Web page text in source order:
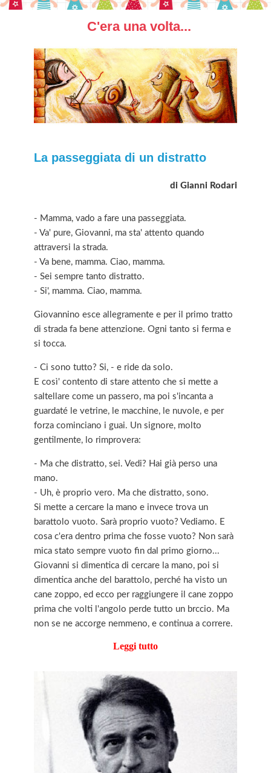
C'era una volta...
La passeggiata di un distratto
di Gianni Rodari
- Mamma, vado a fare una passeggiata.
- Va' pure, Giovanni, ma sta' attento quando
attraversi la strada.
- Va bene, mamma. Ciao, mamma.
- Sei sempre tanto distratto.
- Si', mamma. Ciao, mamma.
Giovannino esce allegramente e per il primo tratto
di strada fa bene attenzione. Ogni tanto si ferma e
si tocca.
- Ci sono tutto? Si, - e ride da solo.
E così' contento di stare attento che si mette a
saltellare come un passero, ma poi s'incanta a
guardaté le vetrine, le macchine, le nuvole, e per
forza cominciano i guai. Un signore, molto
gentilmente, lo rimprovera:
- Ma che distratto, sei. Vedi? Hai già perso una
mano.
- Uh, è proprio vero. Ma che distratto, sono.
Si mette a cercare la mano e invece trova un
barattolo vuoto. Sarà proprio vuoto? Vediamo. E
cosa c'era dentro prima che fosse vuoto? Non sarà
mica stato sempre vuoto fin dal primo giorno...
Giovanni si dimentica di cercare la mano, poi si
dimentica anche del barattolo, perché ha visto un
cane zoppo, ed ecco per raggiungere il cane zoppo
prima che volti l'angolo perde tutto un brccio. Ma
non se ne accorge nemmeno, e continua a correre.
Leggi tutto